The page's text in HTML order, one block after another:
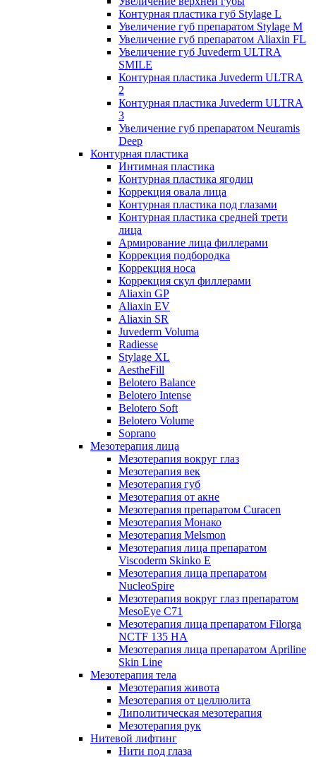
Контурная пластика губ Stylage L
Увеличение губ препаратом Stylage M
Увеличение губ препаратом Aliaxin FL
Увеличение губ Juvederm ULTRA
SMILE
Контурная пластика Juvederm ULTRA
2
Контурная пластика Juvederm ULTRA
3
Увеличение губ препаратом Neuramis
Deep
Контурная пластика
Интимная пластика
Контурная пластика ягодиц
Коррекция овала лица
Контурная пластика под глазами
Контурная пластика средней трети
лица
Армирование лица филлерами
Коррекция подбородка
Коррекция носа
Коррекция скул филлерами
Aliaxin GP
Aliaxin EV
Aliaxin SR
Juvederm Voluma
Radiesse
Stylage XL
AestheFill
Belotero Balance
Belotero Intense
Belotero Soft
Belotero Volume
Soprano
Мезотерапия лица
Мезотерапия вокруг глаз
Мезотерапия век
Мезотерапия губ
Мезотерапия от акне
Мезотерапия препаратом Curacen
Мезотерапия Монако
Мезотерапия Melsmon
Мезотерапия лица препаратом
Viscoderm Skinko E
Мезотерапия лица препаратом
NucleoSpire
Мезотерапия вокруг глаз препаратом
MesoEye С71
Мезотерапия лица препаратом Filorga
NCTF 135 HA
Мезотерапия лица препаратом Apriline
Skin Line
Мезотерапия тела
Мезотерапия живота
Мезотерапия от целлюлита
Липолитическая мезотерапия
Мезотерапия рук
Нитевой лифтинг
Нити под глаза